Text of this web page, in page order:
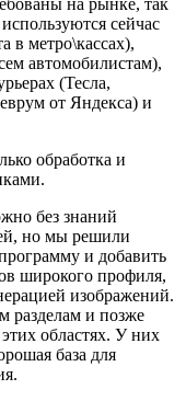
на рынке, так
сейчас
в метро\кассах),
автомобилистам),
(Тесла,
от Яндекса) и
обработка и
без знаний
но мы решили
и добавить
широкого профиля,
изображений.
разделам и позже
областях. У них
база для